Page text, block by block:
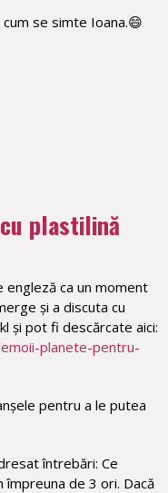
se simte Ioana.😄
plastilină
engleză ca un moment
și a discuta cu
și pot fi descărcate aici:
planete-pentru-
pentru a le putea
întrebări: Ce
împreuna de 3 ori. Dacă